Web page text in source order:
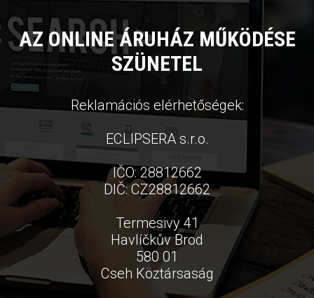
AZ ONLINE ÁRUHÁZ MŰKÖDÉSE
SZÜNETEL
Reklamációs elérhetőségek:
ECLIPSERA s.r.o.
IČO: 28812662
DIČ: CZ28812662
Termesivy 41
Havlíčkův Brod
580 01
Cseh Köztársaság